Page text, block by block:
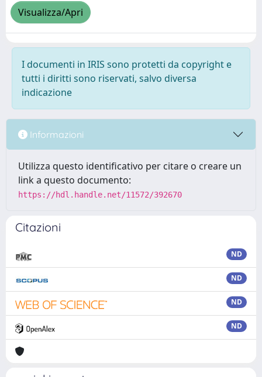
Visualizza/Apri
I documenti in IRIS sono protetti da copyright e
tutti i diritti sono riservati, salvo diversa
indicazione
Informazioni
Utilizza questo identificativo per citare o creare un
link a questo documento:
https://hdl.handle.net/11572/392670
Citazioni
ND
ND
ND
ND